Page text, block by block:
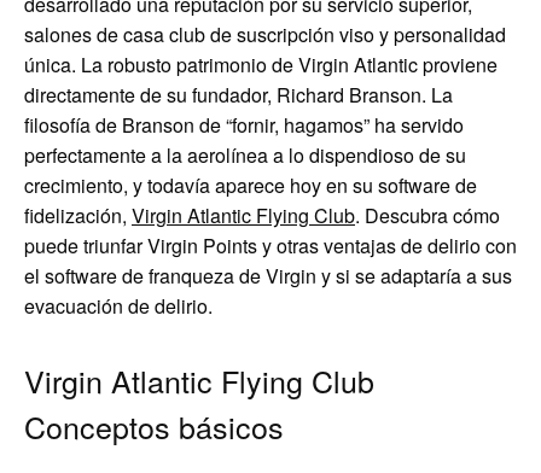
salones de casa club de suscripción viso y personalidad
única. La robusto patrimonio de Virgin Atlantic proviene
directamente de su fundador, Richard Branson. La
filosofía de Branson de “fornir, hagamos” ha servido
perfectamente a la aerolínea a lo dispendioso de su
crecimiento, y todavía aparece hoy en su software de
fidelización, Virgin Atlantic Flying Club. Descubra cómo
puede triunfar Virgin Points y otras ventajas de delirio con
el software de franqueza de Virgin y si se adaptaría a sus
evacuación de delirio.
Virgin Atlantic Flying Club
Conceptos básicos